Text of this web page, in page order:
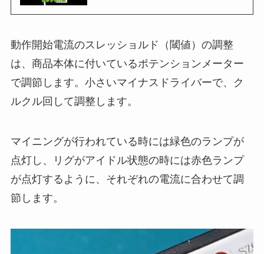
動作開始電流のスレッショルド（閾値）の調整
は、商品本体に付いているポテンションメーター
で調節します。小さいマイナスドライバーで、ク
ルクル回して調整します。
マイニングが行われている時には緑色のランプが
点灯し、リグがアイドル状態の時には赤色ランプ
が点灯するように、それぞれの電流に合わせて調
節します。